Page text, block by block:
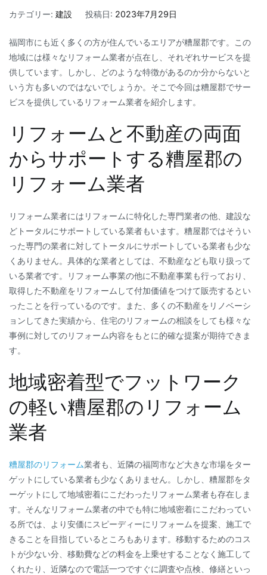
カテゴリー: 建設 投稿日: 2023年7月29日
福岡市にも近く多くの方が住んでいるエリアが糟屋郡です。この
地域には様々なリフォーム業者が点在し、それぞれサービスを提
供しています。しかし、どのような特徴があるのか分からないと
いう方も多いのではないでしょうか。そこで今回は糟屋郡でサー
ビスを提供しているリフォーム業者を紹介します。
リフォームと不動産の両面
からサポートする糟屋郡の
リフォーム業者
リフォーム業者にはリフォームに特化した専門業者の他、建設な
どトータルにサポートしている業者もいます。糟屋郡ではそうい
った専門の業者に対してトータルにサポートしている業者も少な
くありません。具体的な業者としては、不動産なども取り扱って
いる業者です。リフォーム事業の他に不動産事業も行っており、
取得した不動産をリフォームして付加価値をつけて販売するとい
ったことを行っているのです。また、多くの不動産をリノベーシ
ョンしてきた実績から、住宅のリフォームの相談をしても様々な
事例に対してのリフォーム内容をもとに的確な提案が期待できま
す。
地域密着型でフットワーク
の軽い糟屋郡のリフォーム
業者
糟屋郡のリフォーム業者も、近隣の福岡市など大きな市場をター
ゲットにしている業者も少なくありません。しかし、糟屋郡をタ
ーゲットにして地域密着にこだわったリフォーム業者も存在しま
す。そんなリフォーム業者の中でも特に地域密着にこだわってい
る所では、より安価にスピーディーにリフォームを提案、施工で
きることを目指しているところもあります。移動するためのコス
トが少ない分、移動費などの料金を上乗せすることなく施工して
くれたり、近隣なので電話一つですぐに調査や点検、修繕といっ